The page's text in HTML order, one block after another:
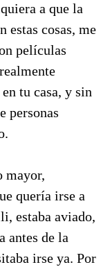
a que la
estas cosas, me
películas
tu casa, y sin
personas
mayor,
quería irse a
estaba aviado,
antes de la
irse ya. Por